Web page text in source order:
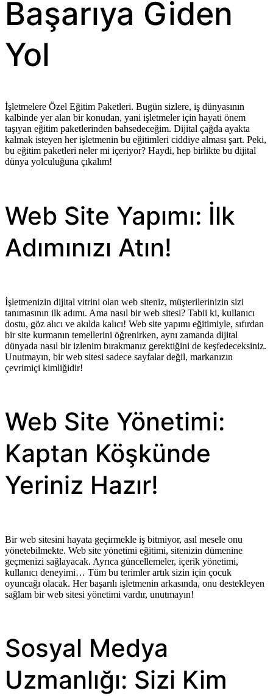
Başarıya Giden
Yol
İşletmelere Özel Eğitim Paketleri. Bugün sizlere, iş dünyasının
kalbinde yer alan bir konudan, yani işletmeler için hayati önem
taşıyan eğitim paketlerinden bahsedeceğim. Dijital çağda ayakta
kalmak isteyen her işletmenin bu eğitimleri ciddiye alması şart. Peki,
bu eğitim paketleri neler mi içeriyor? Haydi, hep birlikte bu dijital
dünya yolculuğuna çıkalım!
Web Site Yapımı: İlk
Adımınızı Atın!
İşletmenizin dijital vitrini olan web siteniz, müşterilerinizin sizi
tanımasının ilk adımı. Ama nasıl bir web sitesi? Tabii ki, kullanıcı
dostu, göz alıcı ve akılda kalıcı! Web site yapımı eğitimiyle, sıfırdan
bir site kurmanın temellerini öğrenirken, aynı zamanda dijital
dünyada nasıl bir izlenim bırakmanız gerektiğini de keşfedeceksiniz.
Unutmayın, bir web sitesi sadece sayfalar değil, markanızın
çevrimiçi kimliğidir!
Web Site Yönetimi:
Kaptan Köşkünde
Yeriniz Hazır!
Bir web sitesini hayata geçirmekle iş bitmiyor, asıl mesele onu
yönetebilmekte. Web site yönetimi eğitimi, sitenizin dümenine
geçmenizi sağlayacak. Ayrıca güncellemeler, içerik yönetimi,
kullanıcı deneyimi… Tüm bu terimler artık sizin için çocuk
oyuncağı olacak. Her başarılı işletmenin arkasında, onu destekleyen
sağlam bir web sitesi yönetimi vardır, unutmayın!
Sosyal Medya
Uzmanlığı: Sizi Kim